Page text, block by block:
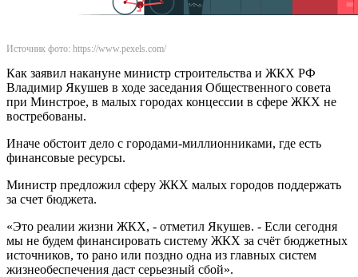
Источник фото: https://www.pexels.com/
Как заявил накануне министр строительства и ЖКХ РФ
Владимир Якушев в ходе заседания Общественного совета
при Минстрое, в малых городах концессии в сфере ЖКХ не
востребованы.
Иначе обстоит дело с городами-миллионниками, где есть
финансовые ресурсы.
Министр предложил сферу ЖКХ малых городов поддержать
за счет бюджета.
«Это реалии жизни ЖКХ, - отметил Якушев. - Если сегодня
мы не будем финансировать систему ЖКХ за счёт бюджетных
источников, то рано или поздно одна из главных систем
жизнеобеспечения даст серьезный сбой».